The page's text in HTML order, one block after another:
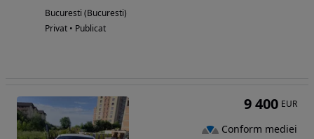
Bucuresti (Bucuresti)
Privat • Publicat
9 400 EUR
Conform mediei